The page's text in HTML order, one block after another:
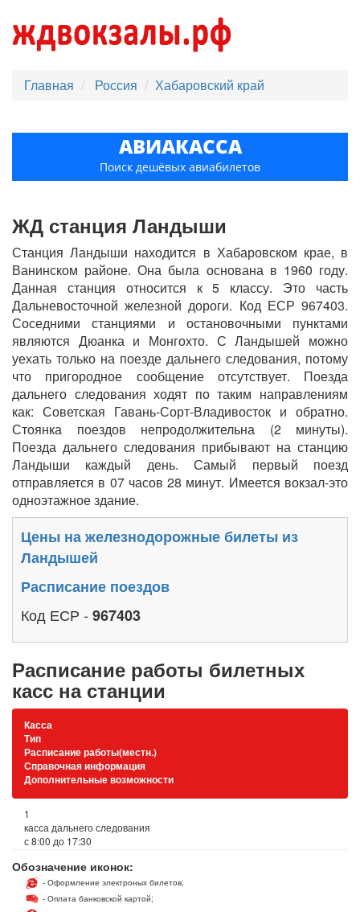
Главная Россия Хабаровский край
АВИАКАССА
Поиск дешёвых авиабилетов
ЖД станция Ландыши
Станция Ландыши находится в Хабаровском крае, в
Ванинском районе. Она была основана в 1960 году.
Данная станция относится к 5 классу. Это часть
Дальневосточной железной дороги. Код ЕСР 967403.
Соседними станциями и остановочными пунктами
являются Дюанка и Монгохто. С Ландышей можно
уехать только на поезде дальнего следования, потому
что пригородное сообщение отсутствует. Поезда
дальнего следования ходят по таким направлениям
как: Советская Гавань-Сорт-Владивосток и обратно.
Стоянка поездов непродолжительна (2 минуты).
Поезда дальнего следования прибывают на станцию
Ландыши каждый день. Самый первый поезд
отправляется в 07 часов 28 минут. Имеется вокзал-это
одноэтажное здание.
Цены на железнодорожные билеты из
Ландышей
Расписание поездов
Код ЕСР - 967403
Расписание работы билетных
касс на станции
Касса
Тип
Расписание работы(местн.)
Справочная информация
Дополнительные возможности
1
касса дальнего следования
с 8:00 до 17:30
Обозначение иконок:
- Оформление электроных билетов;
- Оплата банковской картой;